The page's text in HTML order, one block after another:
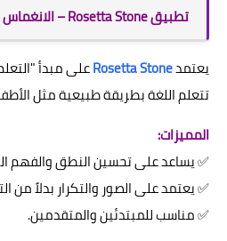
تطبيق Rosetta Stone – الانغماس الكامل في اللغة
يعتمدRosetta Stoneعلى مبدأ
تتعلم اللغة بطريقة طبيعية مثل
المميزات:
✅ يساعد على تحسين النطق والفهم
✅ يعتمد على الصور والتكرار بدلاً من
✅ مناسب للمبتدئين والمتقدمين.